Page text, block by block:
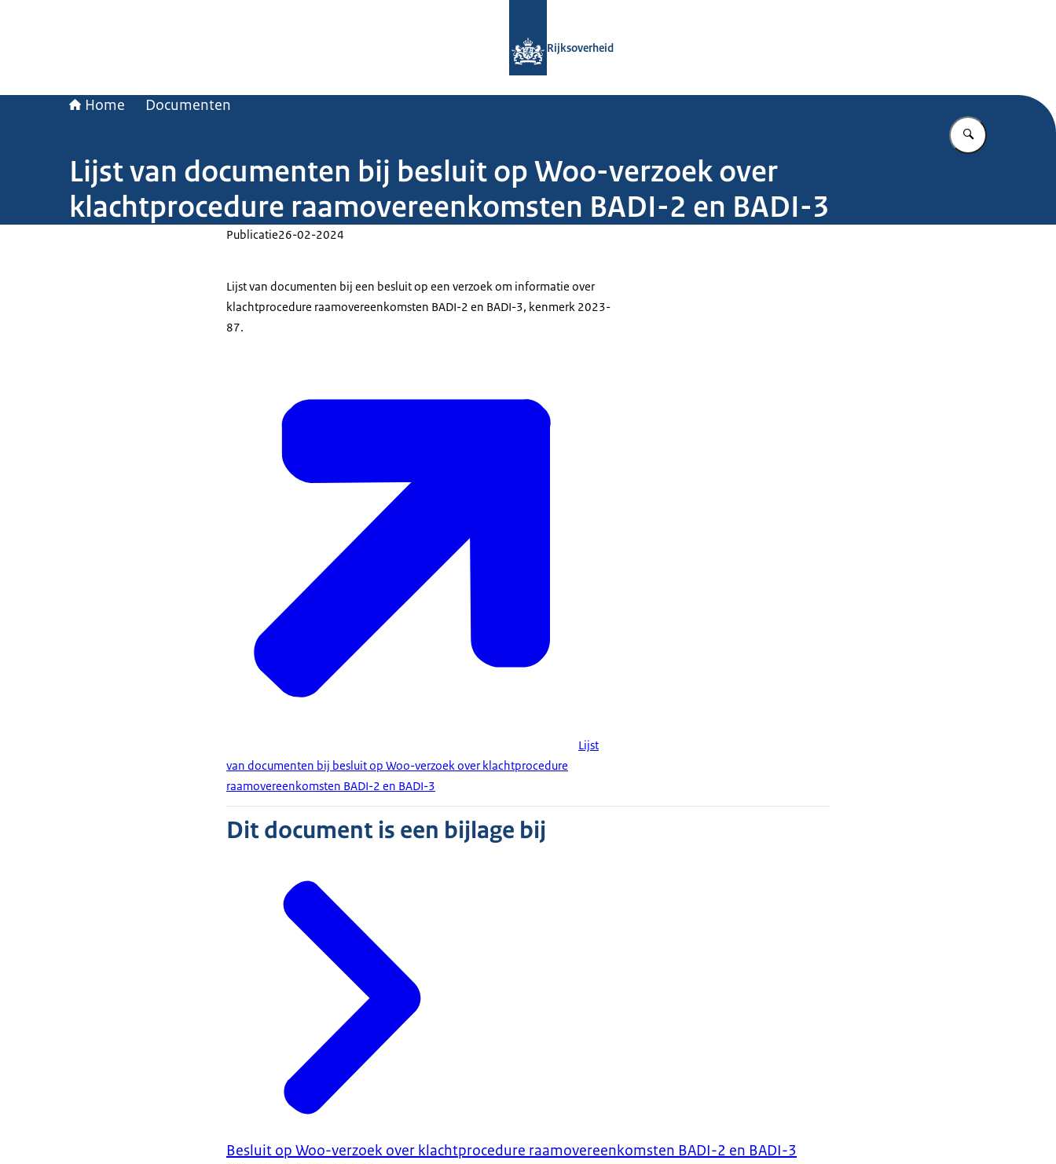
Rijksoverheid
Home Documenten
Vul in wat u
Lijst van documenten bij besluit op Woo-verzoek over
klachtprocedure raamovereenkomsten BADI-2 en BADI-3
Publicatie26-02-2024
Lijst van documenten bij een besluit op een verzoek om informatie over
klachtprocedure raamovereenkomsten BADI-2 en BADI-3, kenmerk 2023-
87.
Lijst
van documenten bij besluit op Woo-verzoek over klachtprocedure
raamovereenkomsten BADI-2 en BADI-3
Dit document is een bijlage bij
Besluit op Woo-verzoek over klachtprocedure raamovereenkomsten BADI-2 en BADI-3